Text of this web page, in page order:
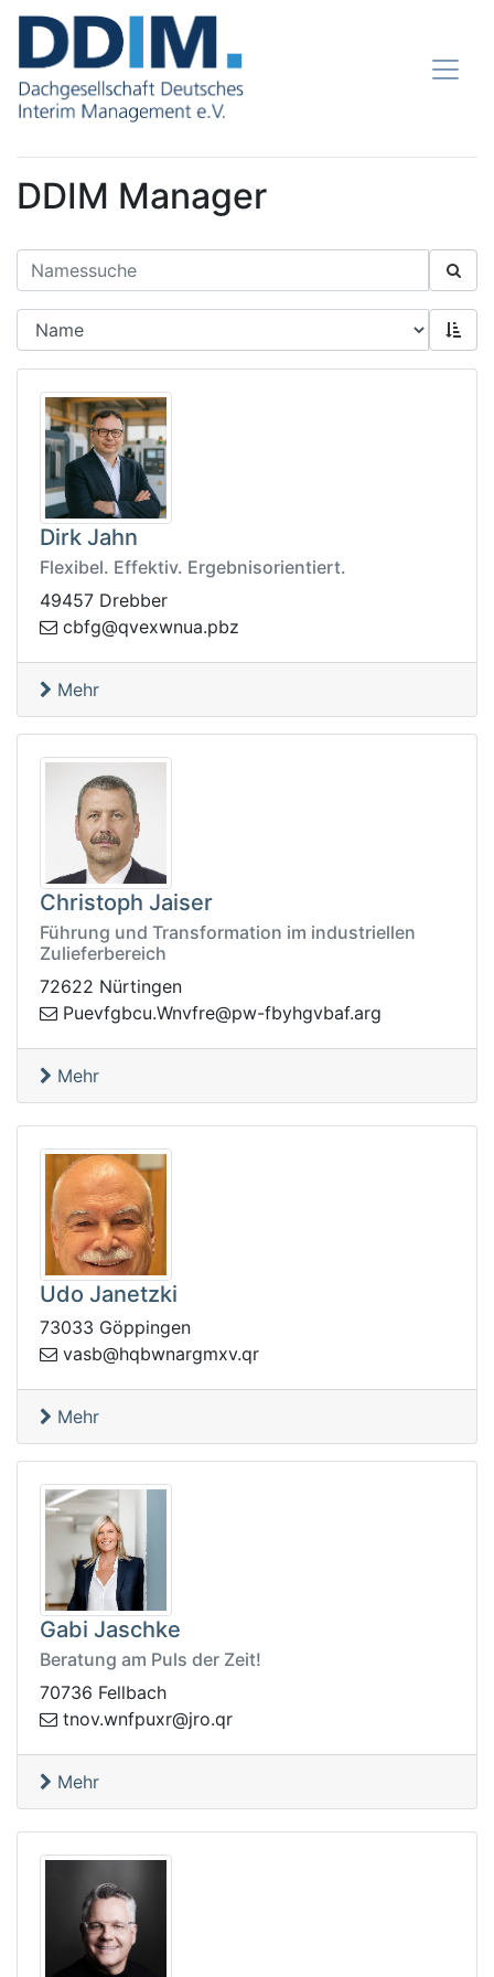
DDIM Manager
Dirk Jahn
Flexibel. Effektiv. Ergebnisorientiert.
49457 Drebber
zbp.aunwxe
vq@gfbc
Mehr
Christoph Jaiser
Führung und Transformation im industriellen
Zulieferbereich
72622 Nürtingen
gra.fabvghybf-wp@erfvnW.ucb
gfveuP
Mehr
Udo Janetzki
73033 Göppingen
rq.vxmgranwbqh@bs
av
Mehr
Gabi Jaschke
Beratung am Puls der Zeit!
70736 Fellbach
rq.orj@rxupfnw.v
ont
Mehr